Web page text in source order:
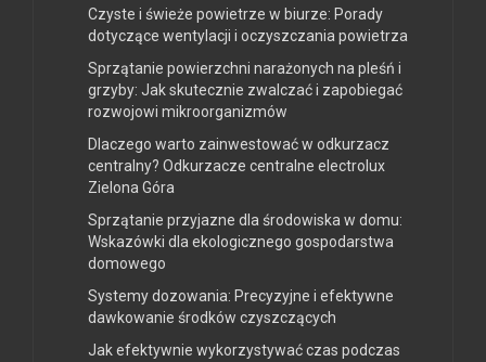
Czyste i świeże powietrze w biurze: Porady
dotyczące wentylacji i oczyszczania powietrza
Sprzątanie powierzchni narażonych na pleśń i
grzyby: Jak skutecznie zwalczać i zapobiegać
rozwojowi mikroorganizmów
Dlaczego warto zainwestować w odkurzacz
centralny? Odkurzacze centralne electrolux
Zielona Góra
Sprzątanie przyjazne dla środowiska w domu:
Wskazówki dla ekologicznego gospodarstwa
domowego
Systemy dozowania: Precyzyjne i efektywne
dawkowanie środków czyszczących
Jak efektywnie wykorzystywać czas podczas